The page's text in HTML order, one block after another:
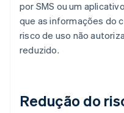
por SMS ou um
que as informações do
risco de uso não
reduzido.
Redução do